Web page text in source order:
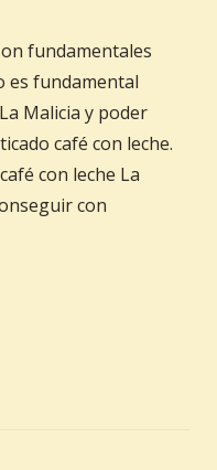
fundamentales
es fundamental
Malicia y poder
café con leche.
con leche La
con